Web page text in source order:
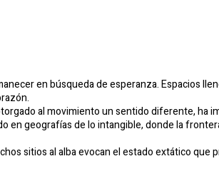
en búsqueda de esperanza. Espacios
al movimiento un sentido diferente, ha
en geografías de lo intangible, donde la
sitios al alba evocan el estado extático que